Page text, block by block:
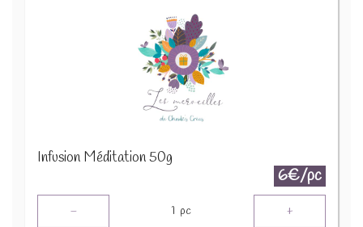
Infusion Méditation 50g
6€/pc
- 1 pc +